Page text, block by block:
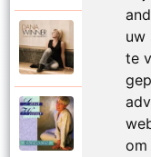
uw
te
om
Dana
Terug
Dana Winner
Tranen in